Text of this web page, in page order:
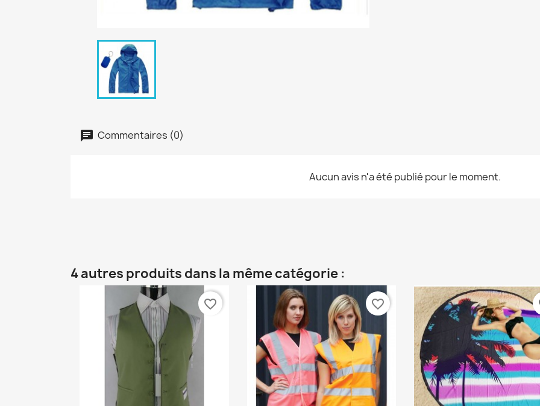
Commentaires (0)
Aucun avis n'a été publié pour le moment.
4 autres produits dans la même catégorie :
favorite_border favorite_border